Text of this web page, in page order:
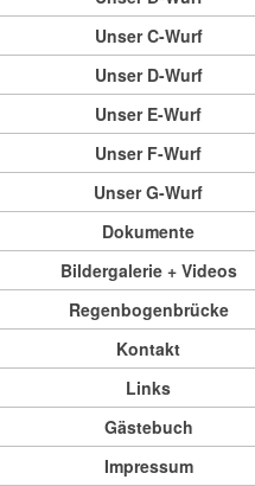
Unser C-Wurf
Unser D-Wurf
Unser E-Wurf
Unser F-Wurf
Unser G-Wurf
Dokumente
Bildergalerie + Videos
Regenbogenbrücke
Kontakt
Links
Gästebuch
Impressum